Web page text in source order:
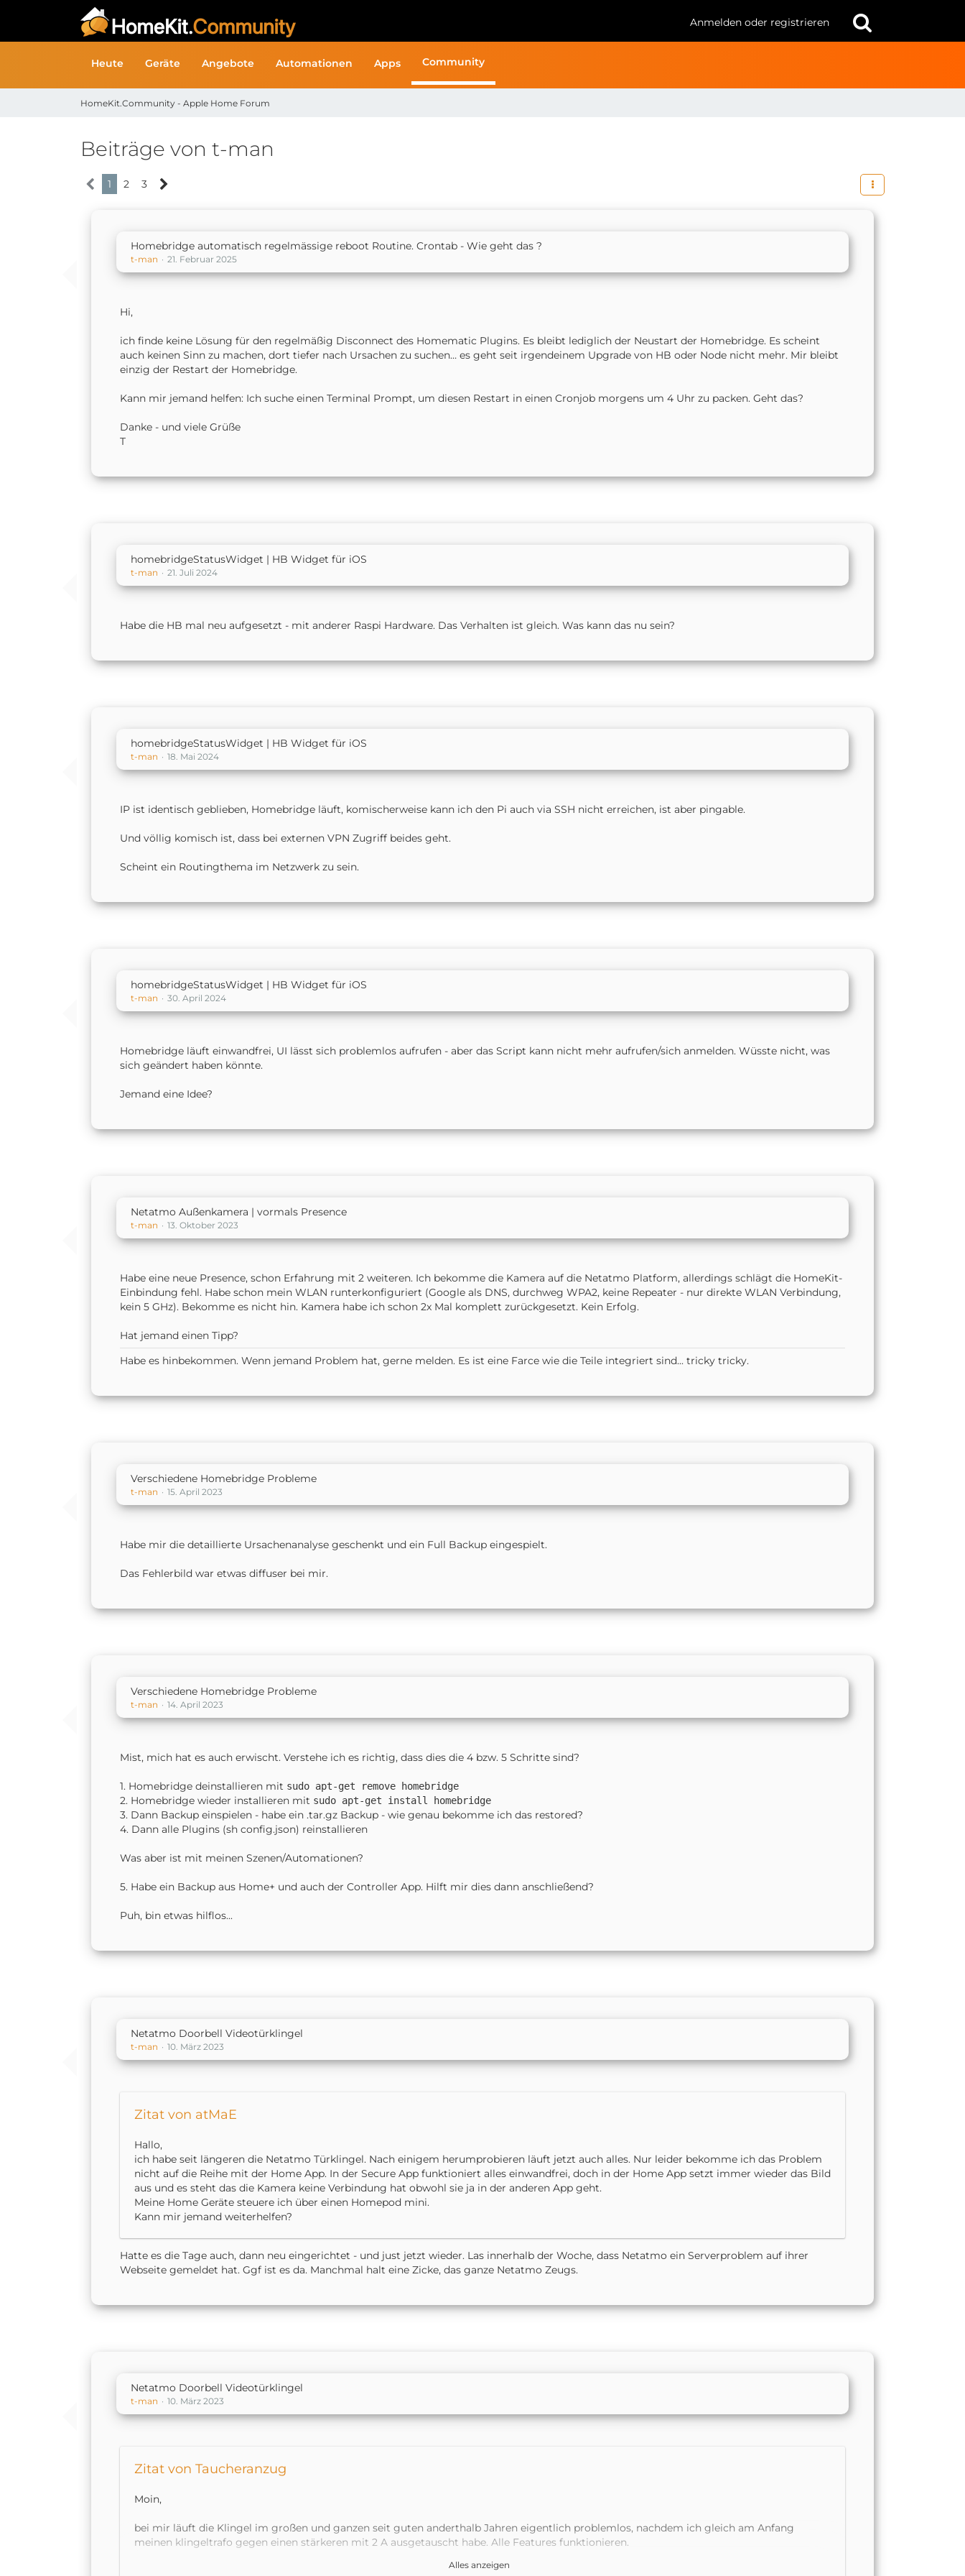
Anmelden oder registrieren
Heute Geräte Angebote Automationen Apps Community
HomeKit.Community - Apple Home Forum
Beiträge von t-man
1 2 3
Homebridge automatisch regelmässige reboot Routine. Crontab - Wie geht das ?
t-man 21. Februar 2025
Hi,
ich finde keine Lösung für den regelmäßig Disconnect des Homematic Plugins. Es bleibt lediglich der Neustart der Homebridge. Es scheint
auch keinen Sinn zu machen, dort tiefer nach Ursachen zu suchen… es geht seit irgendeinem Upgrade von HB oder Node nicht mehr. Mir bleibt
einzig der Restart der Homebridge.
Kann mir jemand helfen: Ich suche einen Terminal Prompt, um diesen Restart in einen Cronjob morgens um 4 Uhr zu packen. Geht das?
Danke - und viele Grüße
T
homebridgeStatusWidget | HB Widget für iOS
t-man 21. Juli 2024
Habe die HB mal neu aufgesetzt - mit anderer Raspi Hardware. Das Verhalten ist gleich. Was kann das nu sein?
homebridgeStatusWidget | HB Widget für iOS
t-man 18. Mai 2024
IP ist identisch geblieben, Homebridge läuft, komischerweise kann ich den Pi auch via SSH nicht erreichen, ist aber pingable.
Und völlig komisch ist, dass bei externen VPN Zugriff beides geht.
Scheint ein Routingthema im Netzwerk zu sein.
homebridgeStatusWidget | HB Widget für iOS
t-man 30. April 2024
Homebridge läuft einwandfrei, UI lässt sich problemlos aufrufen - aber das Script kann nicht mehr aufrufen/sich anmelden. Wüsste nicht, was
sich geändert haben könnte.
Jemand eine Idee?
Netatmo Außenkamera | vormals Presence
t-man 13. Oktober 2023
Habe eine neue Presence, schon Erfahrung mit 2 weiteren. Ich bekomme die Kamera auf die Netatmo Platform, allerdings schlägt die HomeKit-
Einbindung fehl. Habe schon mein WLAN runterkonfiguriert (Google als DNS, durchweg WPA2, keine Repeater - nur direkte WLAN Verbindung,
kein 5 GHz). Bekomme es nicht hin. Kamera habe ich schon 2x Mal komplett zurückgesetzt. Kein Erfolg.
Hat jemand einen Tipp?
Habe es hinbekommen. Wenn jemand Problem hat, gerne melden. Es ist eine Farce wie die Teile integriert sind... tricky tricky.
Verschiedene Homebridge Probleme
t-man 15. April 2023
Habe mir die detaillierte Ursachenanalyse geschenkt und ein Full Backup eingespielt.
Das Fehlerbild war etwas diffuser bei mir.
Verschiedene Homebridge Probleme
t-man 14. April 2023
Mist, mich hat es auch erwischt. Verstehe ich es richtig, dass dies die 4 bzw. 5 Schritte sind?
1. Homebridge deinstallieren mit sudo apt-get remove homebridge
2. Homebridge wieder installieren mit sudo apt-get install homebridge
3. Dann Backup einspielen - habe ein .tar.gz Backup - wie genau bekomme ich das restored?
4. Dann alle Plugins (sh config.json) reinstallieren
Was aber ist mit meinen Szenen/Automationen?
5. Habe ein Backup aus Home+ und auch der Controller App. Hilft mir dies dann anschließend?
Puh, bin etwas hilflos...
Netatmo Doorbell Videotürklingel
t-man 10. März 2023
Zitat von atMaE
Hallo,
ich habe seit längeren die Netatmo Türklingel. Nach einigem herumprobieren läuft jetzt auch alles. Nur leider bekomme ich das Problem
nicht auf die Reihe mit der Home App. In der Secure App funktioniert alles einwandfrei, doch in der Home App setzt immer wieder das Bild
aus und es steht das die Kamera keine Verbindung hat obwohl sie ja in der anderen App geht.
Meine Home Geräte steuere ich über einen Homepod mini.
Kann mir jemand weiterhelfen?
Hatte es die Tage auch, dann neu eingerichtet - und just jetzt wieder. Las innerhalb der Woche, dass Netatmo ein Serverproblem auf ihrer
Webseite gemeldet hat. Ggf ist es da. Manchmal halt eine Zicke, das ganze Netatmo Zeugs.
Netatmo Doorbell Videotürklingel
t-man 10. März 2023
Zitat von Taucheranzug
Moin,
bei mir läuft die Klingel im großen und ganzen seit guten anderthalb Jahren eigentlich problemlos, nachdem ich gleich am Anfang
meinen klingeltrafo gegen einen stärkeren mit 2 A ausgetauscht habe. Alle Features funktionieren.
Könnte sich bei dir ja vielleicht auch um ein defektes Gerät handeln…?
Alles anzeigen